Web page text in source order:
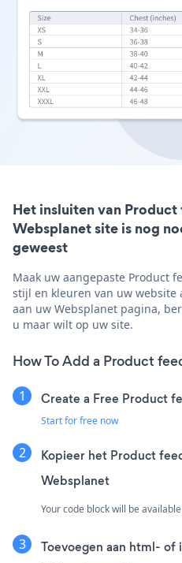
Het insluiten van
Websplanet site is nog
geweest
Maak uw aangepaste Product
stijl en kleuren van uw website
aan uw Websplanet pagina,
u maar wilt op uw site.
How To Add a Product
Create a Free Product
Start for free now
Kopieer het Product
Websplanet
Your code block will be
Toevoegen aan html-